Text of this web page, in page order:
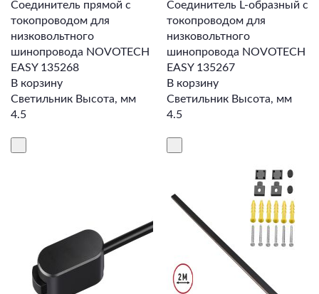
Соединитель прямой с
токопроводом для
низковольтного
шинопровода NOVOTECH
EASY 135268
В корзину
Светильник Высота, мм
4.5
Соединитель L-образный с
токопроводом для
низковольтного
шинопровода NOVOTECH
EASY 135267
В корзину
Светильник Высота, мм
4.5